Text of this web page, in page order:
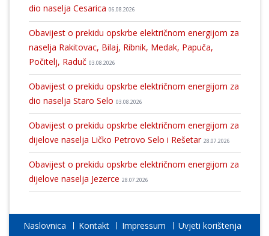
dio naselja Cesarica 06.08.2026
Obavijest o prekidu opskrbe električnom energijom za
naselja Rakitovac, Bilaj, Ribnik, Medak, Papuča,
Počitelj, Raduč 03.08.2026
Obavijest o prekidu opskrbe električnom energijom za
dio naselja Staro Selo 03.08.2026
Obavijest o prekidu opskrbe električnom energijom za
dijelove naselja Ličko Petrovo Selo i Rešetar 28.07.2026
Obavijest o prekidu opskrbe električnom energijom za
dijelove naselja Jezerce 28.07.2026
Naslovnica Kontakt Impressum Uvjeti korištenja